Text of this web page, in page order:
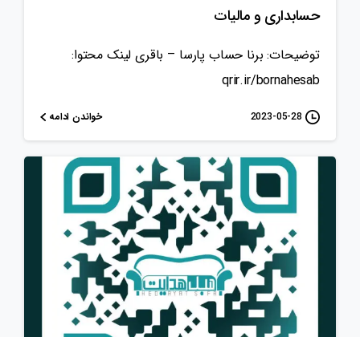
حسابداری و مالیات
توضیحات: برنا حساب پارسا – باقری لینک محتوا:
qrir.ir/bornahesab
2023-05-28 خواندن ادامه